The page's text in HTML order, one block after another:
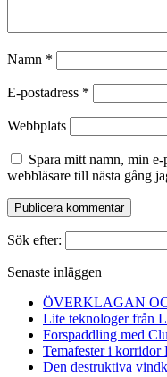
Namn *
E-postadress *
Webbplats
Spara mitt namn, min
webbläsare till nästa gång
Sök efter:
Senaste inläggen
ÖVERKLAGAN
Lite teknologer från
Forspaddling med
Temafester i
Den destruktiva